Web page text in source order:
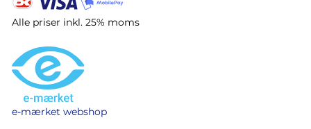
Alle priser inkl. 25% moms
e-mærket webshop